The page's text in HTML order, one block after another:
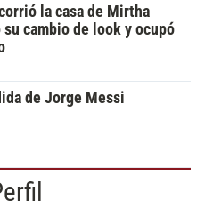
la casa de Mirtha
su cambio de look y ocupó
de Jorge Messi